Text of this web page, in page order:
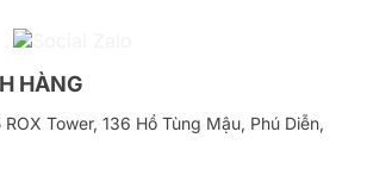
Văn Bang, Bình Trưng, TP HCM
024.9999.7777